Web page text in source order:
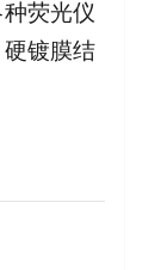
荧光仪
镀膜结